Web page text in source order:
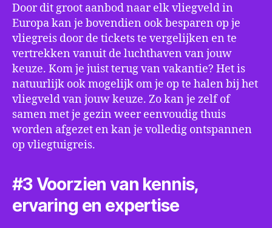
Door dit groot aanbod naar elk vliegveld in
Europa kan je bovendien ook besparen op je
vliegreis door de tickets te vergelijken en te
vertrekken vanuit de luchthaven van jouw
keuze. Kom je juist terug van vakantie? Het is
natuurlijk ook mogelijk om je op te halen bij het
vliegveld van jouw keuze. Zo kan je zelf of
samen met je gezin weer eenvoudig thuis
worden afgezet en kan je volledig ontspannen
op vliegtuigreis.
#3 Voorzien van kennis,
ervaring en expertise